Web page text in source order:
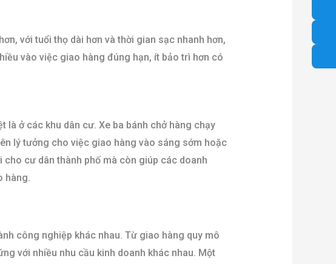
với tuổi thọ dài hơn và thời gian sạc nhanh hơn,
vào việc giao hàng đúng hạn, ít bảo trì hơn có
ở các khu dân cư. Xe ba bánh chở hàng chạy
lý tưởng cho việc giao hàng vào sáng sớm hoặc
cư dân thành phố mà còn giúp các doanh
hàng.
công nghiệp khác nhau. Từ giao hàng quy mô
với nhiều nhu cầu kinh doanh khác nhau. Một